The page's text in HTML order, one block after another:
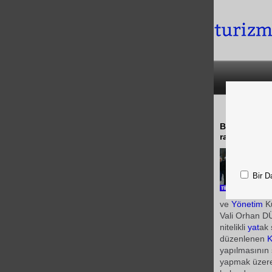
Başaran
rağmen bu
ve Yönetim
Vali Orhan
nitelikli yatak
düzenlenen
yapmak
Bir